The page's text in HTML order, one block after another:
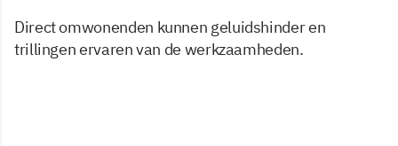
Direct omwonenden kunnen geluidshinder en
trillingen ervaren van de werkzaamheden.